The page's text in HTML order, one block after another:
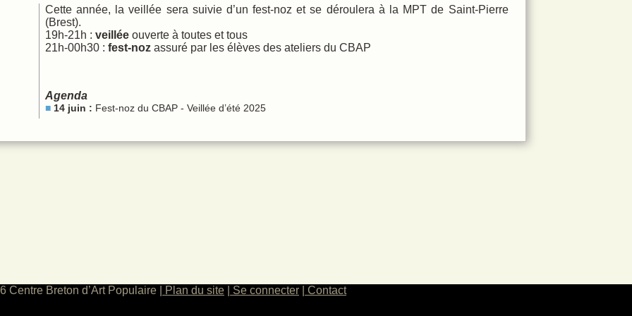
Cette année, la veillée sera suivie d’un fest-noz et se déroulera à la MPT de Saint-Pierre
(Brest).
19h-21h : veilléeouverte à toutes et tous
21h-00h30 : fest-nozassuré par les élèves des ateliers du CBAP
Agenda
14 juin : Fest-noz du CBAP - Veillée d’été 2025
Centre Breton d’Art Populaire Plan du site Se connecter Contact